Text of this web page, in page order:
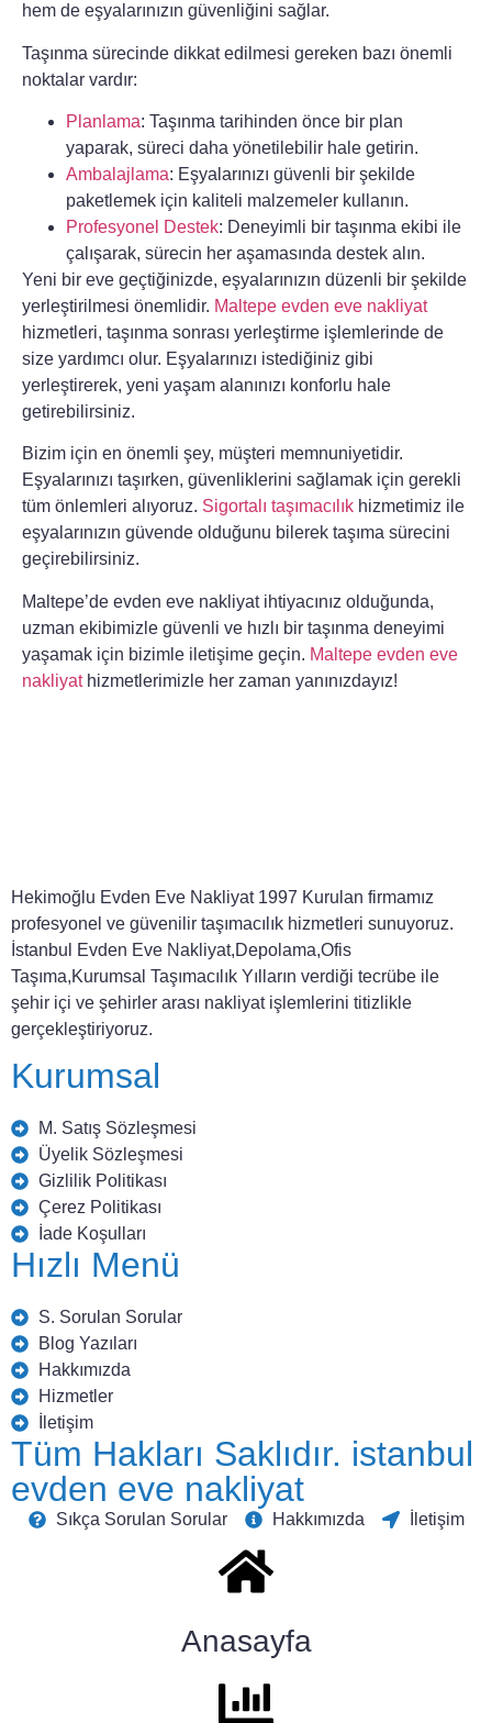
hem de eşyalarınızın güvenliğini sağlar.
Taşınma sürecinde dikkat edilmesi gereken bazı önemli
noktalar vardır:
Planlama: Taşınma tarihinden önce bir plan
yaparak, süreci daha yönetilebilir hale getirin.
Ambalajlama: Eşyalarınızı güvenli bir şekilde
paketlemek için kaliteli malzemeler kullanın.
Profesyonel Destek: Deneyimli bir taşınma ekibi ile
çalışarak, sürecin her aşamasında destek alın.
Yeni bir eve geçtiğinizde, eşyalarınızın düzenli bir şekilde
yerleştirilmesi önemlidir. Maltepe evden eve nakliyat
hizmetleri, taşınma sonrası yerleştirme işlemlerinde de
size yardımcı olur. Eşyalarınızı istediğiniz gibi
yerleştirerek, yeni yaşam alanınızı konforlu hale
getirebilirsiniz.
Bizim için en önemli şey, müşteri memnuniyetidir.
Eşyalarınızı taşırken, güvenliklerini sağlamak için gerekli
tüm önlemleri alıyoruz. Sigortalı taşımacılık hizmetimiz ile
eşyalarınızın güvende olduğunu bilerek taşıma sürecini
geçirebilirsiniz.
Maltepe’de evden eve nakliyat ihtiyacınız olduğunda,
uzman ekibimizle güvenli ve hızlı bir taşınma deneyimi
yaşamak için bizimle iletişime geçin. Maltepe evden eve
nakliyathizmetlerimizle her zaman yanınızdayız!
Hekimoğlu Evden Eve Nakliyat 1997 Kurulan firmamız
profesyonel ve güvenilir taşımacılık hizmetleri sunuyoruz.
İstanbul Evden Eve Nakliyat,Depolama,Ofis
Taşıma,Kurumsal Taşımacılık Yılların verdiği tecrübe ile
şehir içi ve şehirler arası nakliyat işlemlerini titizlikle
gerçekleştiriyoruz.
Kurumsal
M. Satış Sözleşmesi
Üyelik Sözleşmesi
Gizlilik Politikası
Çerez Politikası
İade Koşulları
Hızlı Menü
S. Sorulan Sorular
Blog Yazıları
Hakkımızda
Hizmetler
İletişim
Tüm Hakları Saklıdır. istanbul
evden eve nakliyat
Sıkça Sorulan Sorular Hakkımızda İletişim
Anasayfa